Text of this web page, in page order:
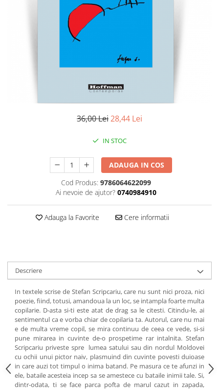
Publicistica / Reportaje / Interviuri
Sociologie si filozofie
36,00 Lei28,44 Lei
IN STOC
ADAUGA IN COS
Cod Produs: 9786064622099
Ai nevoie de ajutor? 0740984910
Adauga la Favorite Cere informatii
Descriere
In textele scrise de Stefan Scripcariu, care nu sunt nici proza, nici
poezie, fiind, totusi, amandoua la un loc, se intampla foarte multa
copilarie. D-asta si-ti este atat de drag sa le citesti. Citindu-le, ai
sentimentul ca e vorba chiar de copilaria ta. Autorul, care nu mai
e de multa vreme copil, se mira continuu de ceea ce vede, si-si
pune mirarea in cuvinte de-o prospetime rar intalnita. Stefan
Scripcariu priveste spre lumea satului sau din nordul Moldovei
cu ochii unui pictor naiv, plasmuind din cuvinte povesti duioase
in care auzi tot timpul o inima batand. Pe masura ce te afunzi in
ele, bataile acesteia incep sa se amestece cu bataile inimii tale. Si,
dintr-odata, ti se face parca pofta de marul cazut in zapada,